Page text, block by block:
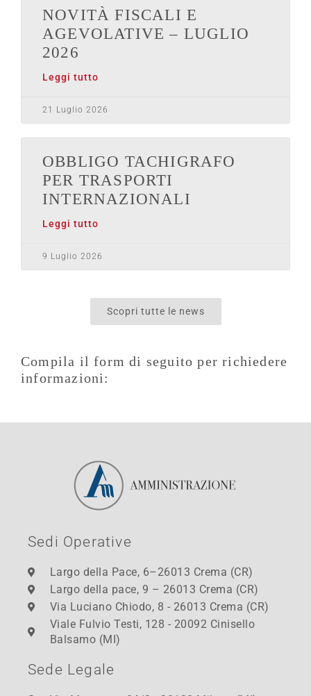
NOVITÀ FISCALI E
AGEVOLATIVE – LUGLIO
2026
Leggi tutto
21 Luglio 2026
OBBLIGO TACHIGRAFO
PER TRASPORTI
INTERNAZIONALI
Leggi tutto
9 Luglio 2026
Scopri tutte le news
Compila il form di seguito per richiedere
informazioni:
Sedi Operative
Largo della Pace, 6–26013 Crema (CR)
Largo della pace, 9 – 26013 Crema (CR)
Via Luciano Chiodo, 8 - 26013 Crema (CR)
Viale Fulvio Testi, 128 - 20092 Cinisello
Balsamo (MI)
Sede Legale